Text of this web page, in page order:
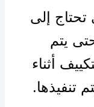
تحتاج إلى
يتم
أثناء
تنفيذها.